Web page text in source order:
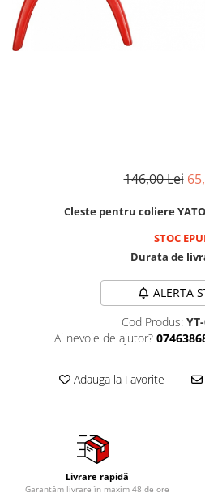
Module scule
Echipamente De Sudura
Aparate taiere cu plasma
Redresoare,Roboti Pornire,Cabluri
Accesorii schimb ulei
Chei buson baie ulei
Chei filtru ulei
Recuperatoare de ulei
Aparate de nituit si capsat
146,00 Lei
Cleste pentru coliere
STOC
Durata de
ALERTA
Cod Produs:
Ai nevoie de ajutor?
Adauga la Favorite
Livrare rapidă
Garantăm livrare în maxim 48 de ore